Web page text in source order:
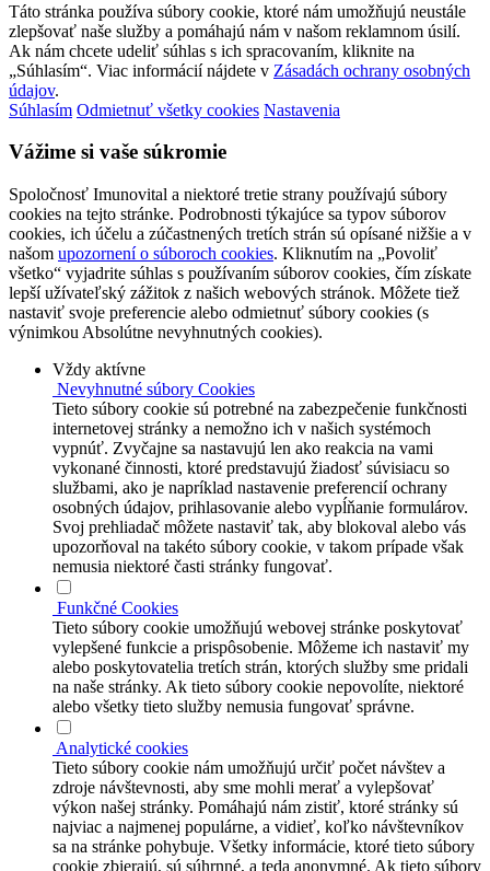
Táto stránka používa súbory cookie, ktoré nám umožňujú neustále
zlepšovať naše služby a pomáhajú nám v našom reklamnom úsilí.
Ak nám chcete udeliť súhlas s ich spracovaním, kliknite na
„Súhlasím“. Viac informácií nájdete v Zásadách ochrany osobných
údajov.
Súhlasím Odmietnuť všetky cookies Nastavenia
Vážime si vaše súkromie
Spoločnosť Imunovital a niektoré tretie strany používajú súbory
cookies na tejto stránke. Podrobnosti týkajúce sa typov súborov
cookies, ich účelu a zúčastnených tretích strán sú opísané nižšie a v
našom upozornení o súboroch cookies. Kliknutím na „Povoliť
všetko“ vyjadrite súhlas s používaním súborov cookies, čím získate
lepší užívateľský zážitok z našich webových stránok. Môžete tiež
nastaviť svoje preferencie alebo odmietnuť súbory cookies (s
výnimkou Absolútne nevyhnutných cookies).
Vždy aktívne
Nevyhnutné súbory Cookies
Tieto súbory cookie sú potrebné na zabezpečenie funkčnosti
internetovej stránky a nemožno ich v našich systémoch
vypnúť. Zvyčajne sa nastavujú len ako reakcia na vami
vykonané činnosti, ktoré predstavujú žiadosť súvisiacu so
službami, ako je napríklad nastavenie preferencií ochrany
osobných údajov, prihlasovanie alebo vypĺňanie formulárov.
Svoj prehliadač môžete nastaviť tak, aby blokoval alebo vás
upozorňoval na takéto súbory cookie, v takom prípade však
nemusia niektoré časti stránky fungovať.
Funkčné Cookies
Tieto súbory cookie umožňujú webovej stránke poskytovať
vylepšené funkcie a prispôsobenie. Môžeme ich nastaviť my
alebo poskytovatelia tretích strán, ktorých služby sme pridali
na naše stránky. Ak tieto súbory cookie nepovolíte, niektoré
alebo všetky tieto služby nemusia fungovať správne.
Analytické cookies
Tieto súbory cookie nám umožňujú určiť počet návštev a
zdroje návštevnosti, aby sme mohli merať a vylepšovať
výkon našej stránky. Pomáhajú nám zistiť, ktoré stránky sú
najviac a najmenej populárne, a vidieť, koľko návštevníkov
sa na stránke pohybuje. Všetky informácie, ktoré tieto súbory
cookie zbierajú, sú súhrnné, a teda anonymné. Ak tieto súbory